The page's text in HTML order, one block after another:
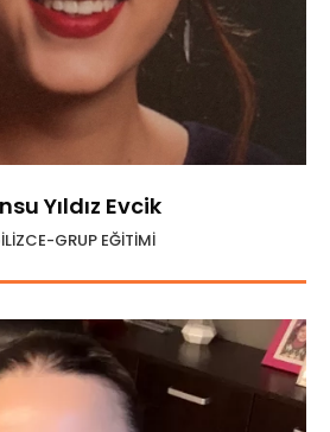
Yıldız Evcik
GRUP EĞİTİMİ